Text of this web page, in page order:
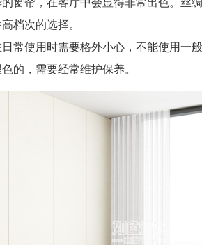
帘，在客厅中会显得非常出色。丝
档次的选择。
使用时需要格外小心，不能使用一
的，需要经常维护保养。